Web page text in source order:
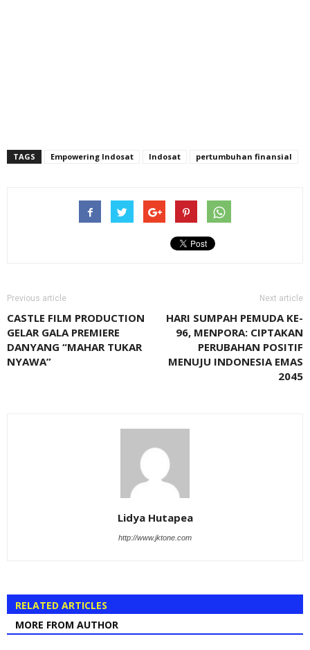
TAGS Empowering Indosat Indosat pertumbuhan finansial
Previous article
CASTLE FILM PRODUCTION
GELAR GALA PREMIERE
DANYANG “MAHAR TUKAR
NYAWA”
Next article
HARI SUMPAH PEMUDA KE-
96, MENPORA: CIPTAKAN
PERUBAHAN POSITIF
MENUJU INDONESIA EMAS
2045
Lidya Hutapea
http://www.jktone.com
RELATED ARTICLES
MORE FROM AUTHOR